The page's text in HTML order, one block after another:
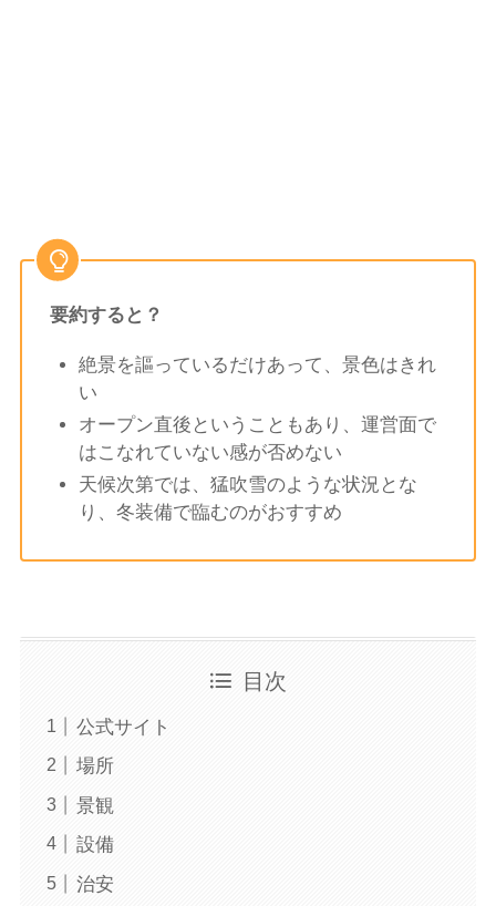
要約すると？
絶景を謳っているだけあって、景色はきれ
い
オープン直後ということもあり、運営面で
はこなれていない感が否めない
天候次第では、猛吹雪のような状況とな
り、冬装備で臨むのがおすすめ
目次
公式サイト
場所
景観
設備
治安